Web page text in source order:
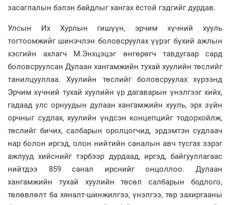
засаглалын бэлэн байдлыг хангах ёстой гэдгийг дурдав.
Улсын Их Хурлын гишүүн, эрчим хүчний хууль
тогтоомжийг шинэчлэн боловсруулах үүрэг бүхий ажлын
хэсгийн ахлагч М.Энхцэцэг өнгөрөгч тавдугаар сард
боловсруулсан Дулаан хангамжийн тухай хуулийн төслийг
танилцууллаа. Хуулийн төслийг боловсруулах хүрээнд
Эрчим хүчний тухай хуулийн үр дагаварын үнэлгээг хийх,
гадаад улс орнуудын дулаан хангамжийн хууль, эрх зүйн
орчныг судлах, хуулийн үндсэн концепцийг тодорхойлж,
төслийг бичих, салбарын оролцогчид, эрдэмтэн судлаач
нар болон иргэд, олон нийтийн саналын авч тусгах зэрэг
ажлууд хийснийг тэрбээр дурдаад, иргэд, байгууллагаас
нийтдээ 859 санал ирснийг онцоллоо. Дулаан
хангамжийн тухай хуулийн төсөл салбарын бодлого,
төлөвлөлт ба хяналт-шинжилгээ, үнэлгээ, төр захиргааны